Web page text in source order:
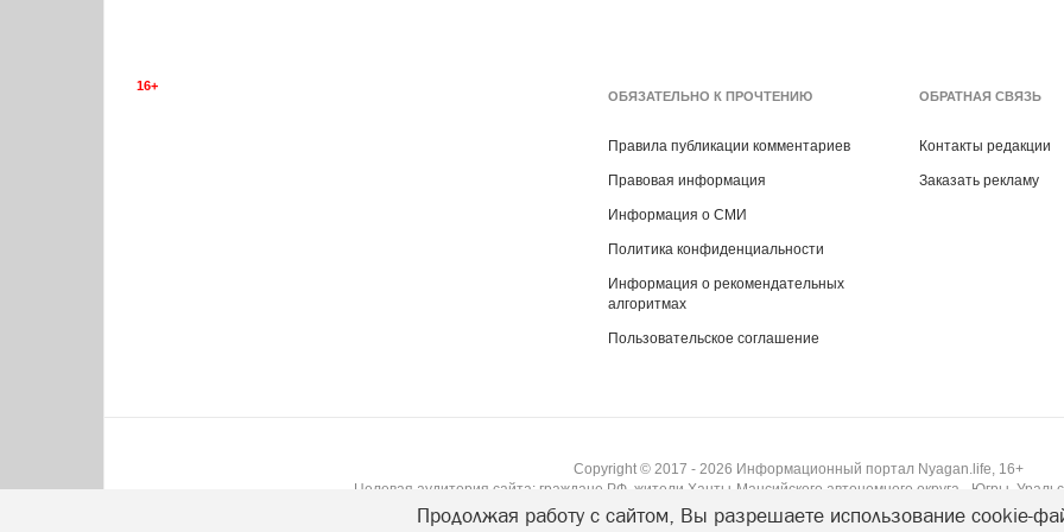
16+
ОБЯЗАТЕЛЬНО К ПРОЧТЕНИЮ
Правила публикации комментариев
Правовая информация
Информация о СМИ
Политика конфиденциальности
Информация о рекомендательных
алгоритмах
Пользовательское соглашение
ОБРАТНАЯ СВЯЗЬ
Контакты редакции
Заказать рекламу
Copyright © 2017 - 2026 Информационный портал Nyagan.life, 16+
Целевая аудитория сайта: граждане РФ, жители Ханты-Мансийского автономного округа - Югры,
Продолжая работу с сайтом, Вы разрешаете использование cookie-